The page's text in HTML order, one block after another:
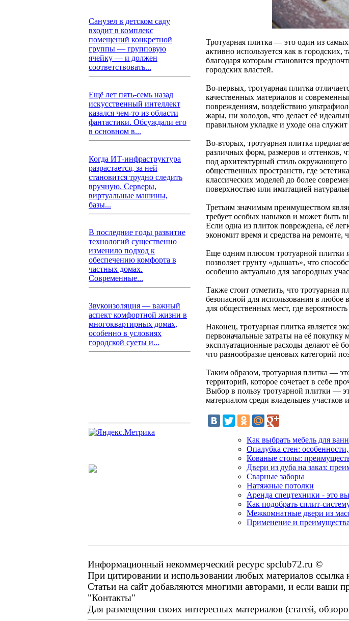
Санузел в детском саду
входит в комплекс
помещений конкретной
группы — групповую
ячейку — и должен
соответствовать...
Ещё лет пять-семь назад
искусственный интеллект
казался чем-то из области
фантастики. Обсуждали его
в основном в...
Когда ИТ-инфраструктура
разрастается, за ней
становится трудно следить
вручную. Серверы,
виртуальные машины,
базы...
В последние годы развитие
технологий существенно
изменило подход к
обеспечению комфорта в
частных домах.
Современные...
Звукоизоляция — важный
аспект комфортной жизни в
многоквартирных домах,
особенно в условиях
городской суеты и...
Тротуарная плитка — это один из
активно используется как в
благодаря которым становится
городских властей.
Во-первых, тротуарная плитка
качественных материалов и
повреждениям, воздействию
жары, ни холодов, что делает её
правильном укладке и уходе она служит
Во-вторых, тротуарная плитка
различных форм, размеров и оттенков,
под архитектурный стиль окружающего
общественных пространств, где
классических моделей до более
поверхностью или имитацией
Третьим значимым преимуществом
требует особых навыков и может быть
Если одна из плиток повреждена, её
экономит время и средства на ремонте,
Еще одним плюсом тротуарной плитки
позволяет грунту «дышать», что
особенно актуально для загородных
Также стоит отметить, что тротуарная
безопасной для использования в
для общественных мест, где
Наконец, тротуарная плитка является
первоначальные затраты на её
эксплуатационные расходы делают её
что разнообразие ценовых категорий
Таким образом, тротуарная плитка —
территорий, которое сочетает в себе
Выбор в пользу тротуарной плитки —
материалом среди владельцев участков
Как выбрать мебель для
Опалубка стен:
Кованые столы:
Двери из дуба на заказ:
Сварные заборы
Натяжные потолки
Аренда спецтехники - это
Как подобрать сплит-
Межкомнатные двери из
Применение и
Информационный некоммерческий ресурс spclub72.ru ©
При цитировании и использовании любых материалов ссылка
Статьи на сайт добавляются многими авторами, и если ваши
"Контакты"
Для размещения своих интересных материалов (статей,